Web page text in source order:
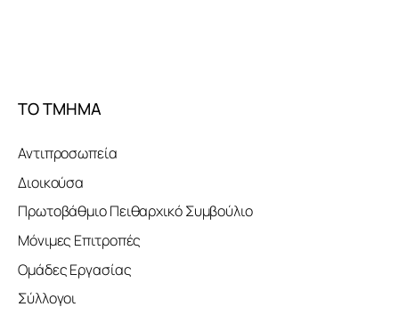
ΤΟ ΤΜΗΜΑ
Αντιπροσωπεία
Διοικούσα
Πρωτοβάθμιο Πειθαρχικό Συμβούλιο
Μόνιμες Επιτροπές
Ομάδες Εργασίας
Σύλλογοι